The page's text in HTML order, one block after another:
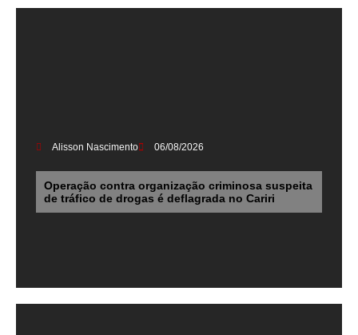
Alisson Nascimento 06/08/2026
Operação contra organização criminosa suspeita
de tráfico de drogas é deflagrada no Cariri